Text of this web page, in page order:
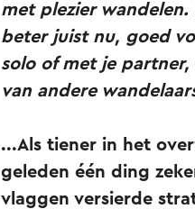
met plezier
beter juist nu, goed
solo of met je
van andere
...Als tiener in het
geleden één ding
vlaggen versierde